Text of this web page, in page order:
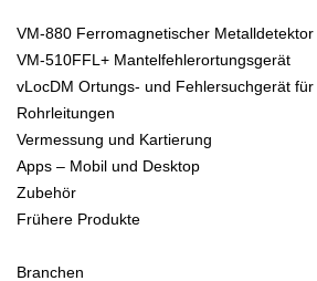
VM-880 Ferromagnetischer Metalldetektor
VM-510FFL+ Mantelfehlerortungsgerät
vLocDM Ortungs- und Fehlersuchgerät
Rohrleitungen
Vermessung und Kartierung
Apps – Mobil und Desktop
Zubehör
Frühere Produkte
Branchen